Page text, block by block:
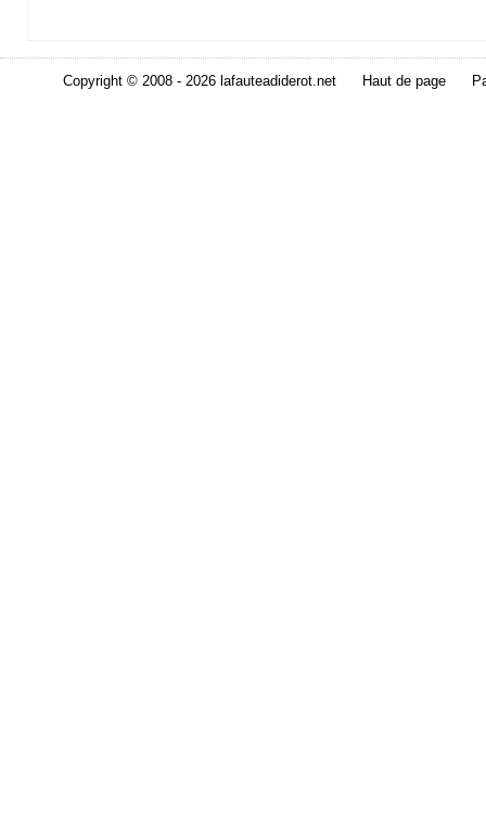
Copyright © 2008 - 2026 lafauteadiderot.net Haut de page